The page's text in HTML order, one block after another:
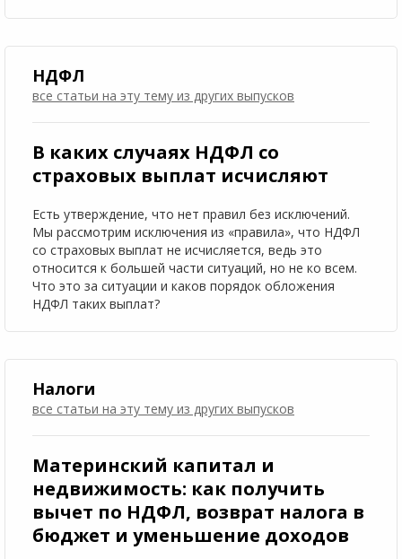
НДФЛ
все статьи на эту тему из других выпусков
В каких случаях НДФЛ со
страховых выплат исчисляют
Есть утверждение, что нет правил без исключений.
Мы рассмотрим исключения из «правила», что НДФЛ
со страховых выплат не исчисляется, ведь это
относится к большей части ситуаций, но не ко всем.
Что это за ситуации и каков порядок обложения
НДФЛ таких выплат?
Налоги
все статьи на эту тему из других выпусков
Материнский капитал и
недвижимость: как получить
вычет по НДФЛ, возврат налога в
бюджет и уменьшение доходов